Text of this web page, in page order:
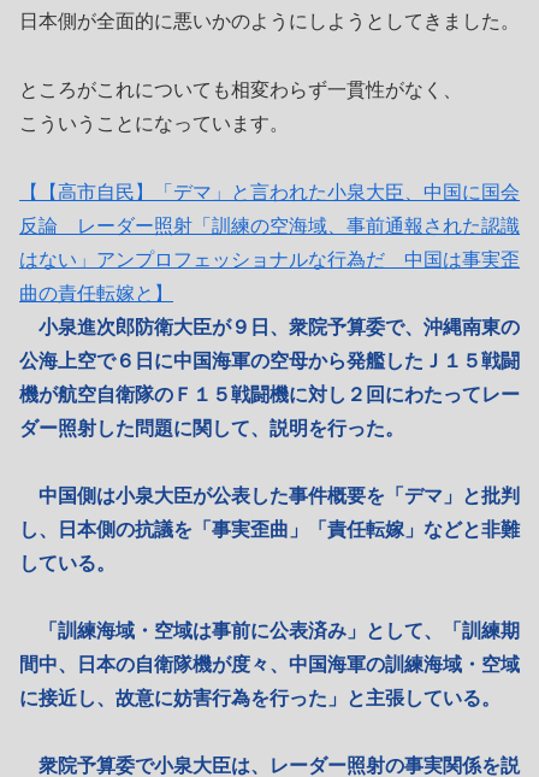
日本側が全面的に悪いかのようにしようとしてきました。
ところがこれについても相変わらず一貫性がなく、
こういうことになっています。
【【高市自民】「デマ」と言われた小泉大臣、中国に国会
反論 レーダー照射「訓練の空海域、事前通報された認識
はない」アンプロフェッショナルな行為だ 中国は事実歪
曲の責任転嫁と】
小泉進次郎防衛大臣が９日、衆院予算委で、沖縄南東の
公海上空で６日に中国海軍の空母から発艦したＪ１５戦闘
機が航空自衛隊のＦ１５戦闘機に対し２回にわたってレー
ダー照射した問題に関して、説明を行った。
中国側は小泉大臣が公表した事件概要を「デマ」と批判
し、日本側の抗議を「事実歪曲」「責任転嫁」などと非難
している。
「訓練海域・空域は事前に公表済み」として、「訓練期
間中、日本の自衛隊機が度々、中国海軍の訓練海域・空域
に接近し、故意に妨害行為を行った」と主張している。
衆院予算委で小泉大臣は、レーダー照射の事実関係を説